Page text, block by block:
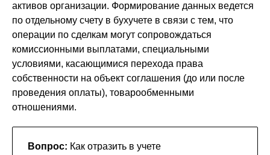
активов организации. Формирование данных ведется
по отдельному счету в бухучете в связи с тем, что
операции по сделкам могут сопровождаться
комиссионными выплатами, специальными
условиями, касающимися перехода права
собственности на объект соглашения (до или после
проведения оплаты), товарообменными
отношениями.
Вопрос: Как отразить в учете